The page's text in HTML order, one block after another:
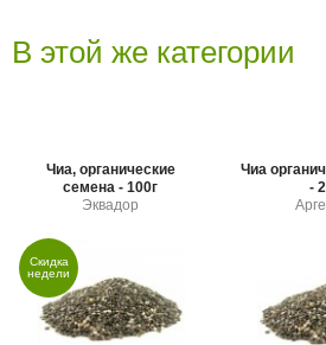
В этой же категории
Чиа, органические
семена - 100г
Эквадор
Скидка
недели
Чиа
-